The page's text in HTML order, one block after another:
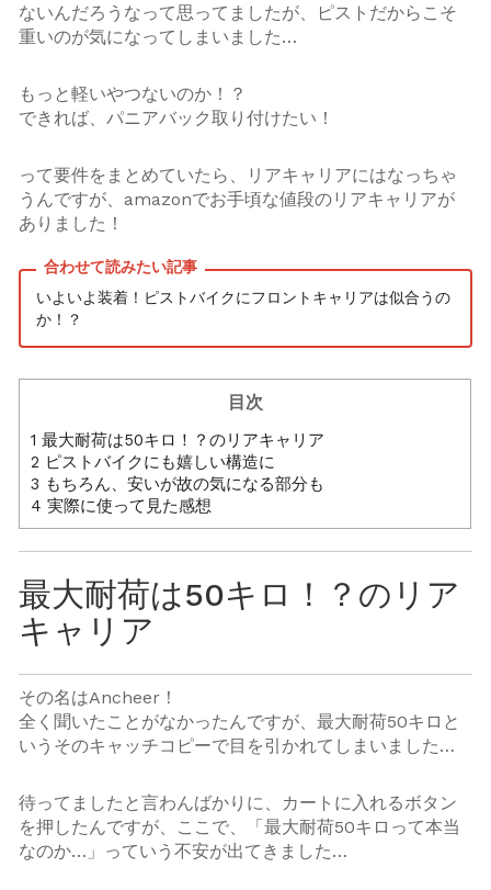
ないんだろうなって思ってましたが、ピストだからこそ
重いのが気になってしまいました…
もっと軽いやつないのか！？
できれば、パニアバック取り付けたい！
って要件をまとめていたら、リアキャリアにはなっちゃ
うんですが、amazonでお手頃な値段のリアキャリアが
ありました！
いよいよ装着！ピストバイクにフロントキャリアは似合うの
か！？
目次
1 最大耐荷は50キロ！？のリアキャリア
2 ピストバイクにも嬉しい構造に
3 もちろん、安いが故の気になる部分も
4 実際に使って見た感想
最大耐荷は50キロ！？のリア
キャリア
その名はAncheer！
全く聞いたことがなかったんですが、最大耐荷50キロと
いうそのキャッチコピーで目を引かれてしまいました…
待ってましたと言わんばかりに、カートに入れるボタン
を押したんですが、ここで、「最大耐荷50キロって本当
なのか…」っていう不安が出てきました…